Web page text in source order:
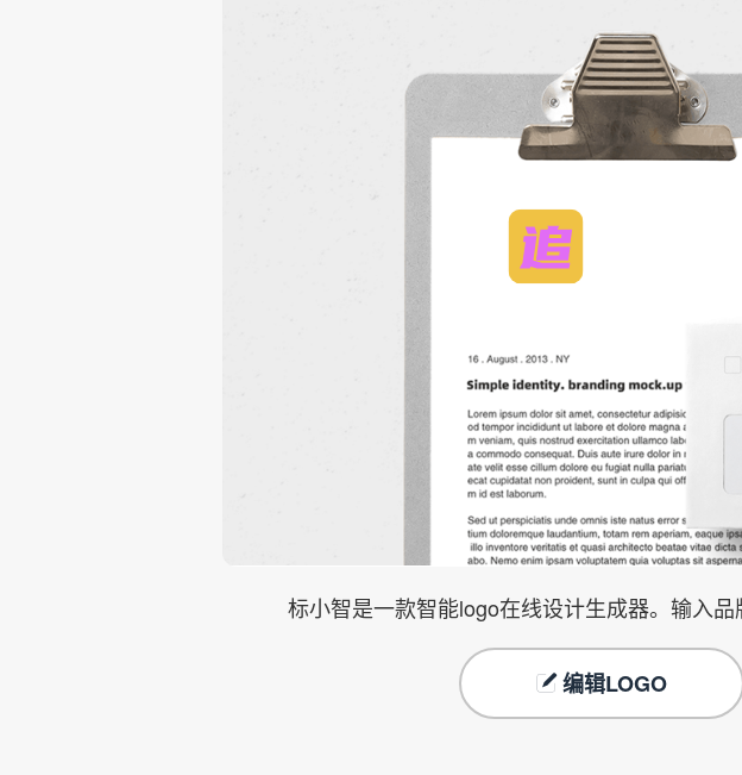
标小智是一款智能logo在线设计生成器。输入
编辑LOGO